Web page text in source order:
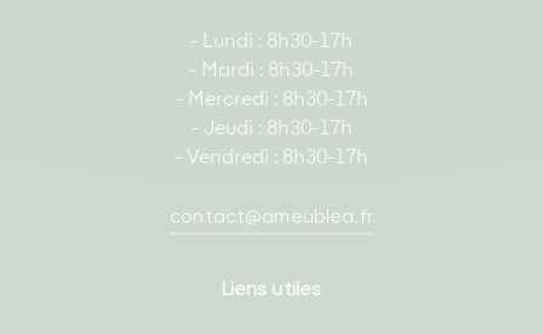
- Lundi : 8h30-17h
- Mardi : 8h30-17h
- Mercredi : 8h30-17h
- Jeudi : 8h30-17h
- Vendredi : 8h30-17h
contact@ameublea.fr
Liens utiles